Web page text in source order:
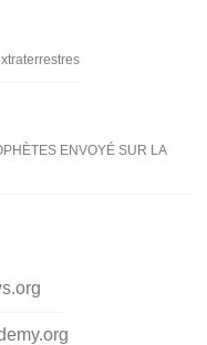
ENVOYÉ SUR LA